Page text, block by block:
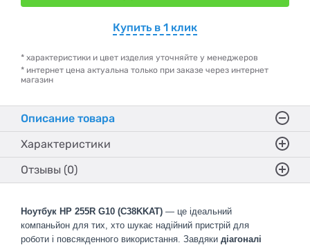
Купить в 1 клик
* характеристики и цвет изделия уточняйте у менеджеров
* интернет цена актуальна только при заказе через интернет
магазин
Описание товара
Характеристики
Отзывы (0)
Ноутбук HP 255R G10 (C38KKAT) — це ідеальний
компаньйон для тих, хто шукає надійний пристрій для
роботи і повсякденного використання. Завдяки діагоналі